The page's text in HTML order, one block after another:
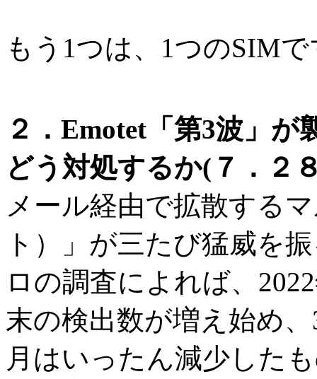
もう1つは、1つのSIM
２．Emotet「第3波」
どう対処するか(７．
メール経由で拡散する
ト）」が三たび猛威を
ロの調査によれば、
末の検出数が増え始め
月はいったん減少した